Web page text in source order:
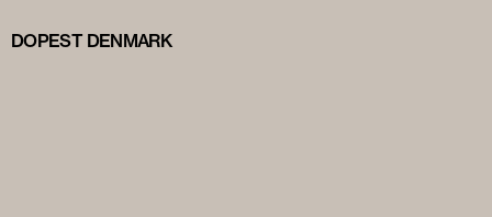
DOPEST DENMARK